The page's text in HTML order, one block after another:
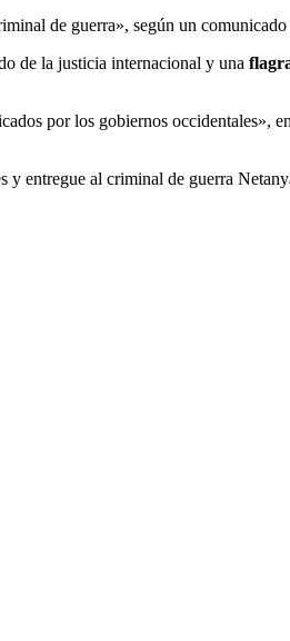
de guerra», según un
de la justicia internacional y una
por los gobiernos occidentales»,
entregue al criminal de guerra